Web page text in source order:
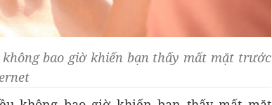
bao giờ khiến bạn thấy mất mặt trước